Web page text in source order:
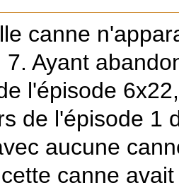
canne
7. Ayant
l'épisode
de l'épisode 1
aucune
canne